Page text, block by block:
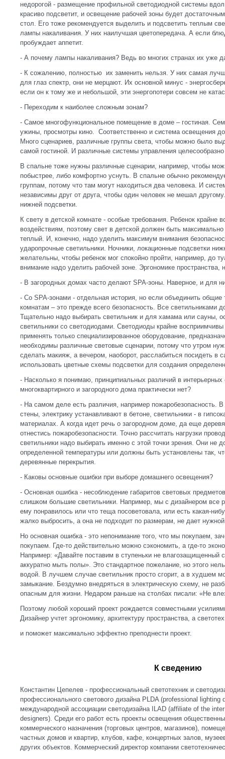
недорогой - размещение профильной светодиодной системы
красиво подсветит, и освещение рабочей зоны будет
стол. Его тоже рекомендуется выделить и подсветить теплым
лампы накаливания. У них наилучшая цветопередача. А если
пробуждает аппетит.
- А почему лампы накаливания? Ведь во многих странах их уже
- К сожалению, полностью их заменить нельзя. У них самая
для глаз спектр, они не мерцают. Их основной минус -
если он к тому же и небольшой, эти энергопотери совсем не
- Переходим к наиболее сложным зонам?
- Самое многофункциональное помещение в доме – гостиная.
ужины, просмотры кино. Соответственно и система освещения
Много сценариев, различные группы света, чтобы можно было
самой гостиной. И различные системы управления
В спальне тоже нужны различные сценарии, например, чтобы
побыстрее, либо комфортно уснуть. В спальне обычно
группам, потому что там могут находиться два человека. И
независимы друг от друга, чтобы один человек не мешал
нижней подсветки.
К свету в детской комнате - особые требования. Ребенок
воздействиям, поэтому свет в детской должен быть
теплый. И, конечно, надо уделить максимум внимания
ударопрочные светильники. Ночники, локационные подсветки
желательны, чтобы ребенок мог спокойно пройти, например, до
внимание надо уделить рабочей зоне. Эргономике
- В загородных домах часто делают SPA-зоны. Наверное, и для
- Со SPA-зонами - отдельная история, но если объединить
комнатам – это прежде всего безопасность. Все
Тщательно надо выбирать светильник и для хамама или сауны,
светильники со светодиодами. Светодиоды крайне
применять только специализированное оборудование,
необходимы различные световые сценарии, потому что утром
сделать макияж, а вечером, наоборот, расслабиться посидеть в
использовать цветные схемы подсветки для создания
- Насколько я понимаю, принципиальных различий в
многоквартирного и загородного дома практически нет?
- На самом деле есть различия, например пожаробезопасность. В
стены, электрику устанавливают в бетоне, светильники - в
материалах. А когда идет речь о загородном доме, да еще
отнестись пожаробезопасности. Точно рассчитать нагрузки
светильники надо выбирать именно с этой точки зрения. Они не
определенной температуры или должны быть установлены так,
деревянные перекрытия.
- Каковы основные ошибки при выборе домашнего освещения?
- Основная ошибка - несоблюдение габаритов световых
слишком большие светильники. Например, мы с дизайнером все
ему понравилось или что теща посоветовала, или есть какая-
жалко выбросить, а она не подходит по размерам, не дает
Но основная ошибка - это непонимание того, что мы покупаем,
покупаем. Где-то действительно можно сэкономить, а где-то
Например: «Давайте поставим в ступеньки не влагозащищенный
аккуратно мыть полы». Это стандартное пожелание, но этого
водой. В лучшем случае светильник просто сгорит, а в худшем
замыкание. Бездумно внедряться в электрическую схему, не
опасным для жизни. Недаром раньше на столбах писали: «Не
Поэтому любой хороший проект рождается совместными
Дизайнер учтет эргономику, архитектуру пространства, а
и поможет максимально эффектно преподнести проект.
К сведению
Константин Цепелев - профессиональный светотехник и
профессионального светового дизайна PLDA (professional lighting
международной ассоциации светодизайна ILAD (affiliate of the
designers). Среди его работ есть проекты освещения
коммерческого назначения (торговых центров, магазинов),
частных домов и квартир, клубов, кафе, концертных залов,
других объектов. Коммерческий директор компании